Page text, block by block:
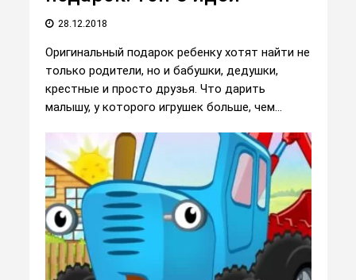
28.12.2018
Оригинальный подарок ребенку хотят найти не
только родители, но и бабушки, дедушки,
крестные и просто друзья. Что дарить
малышу, у которого игрушек больше, чем...